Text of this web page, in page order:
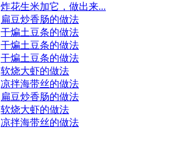
炸花生米加它，做出来...
扁豆炒香肠的做法
干煸土豆条的做法
干煸土豆条的做法
干煸土豆条的做法
软烧大虾的做法
凉拌海带丝的做法
扁豆炒香肠的做法
软烧大虾的做法
凉拌海带丝的做法